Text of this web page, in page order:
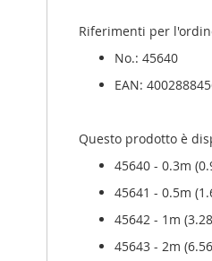
Riferimenti per
No.: 45640
EAN:
Questo prodotto è
45640 - 0.3m
45641 - 0.5m
45642 - 1m
45643 - 2m